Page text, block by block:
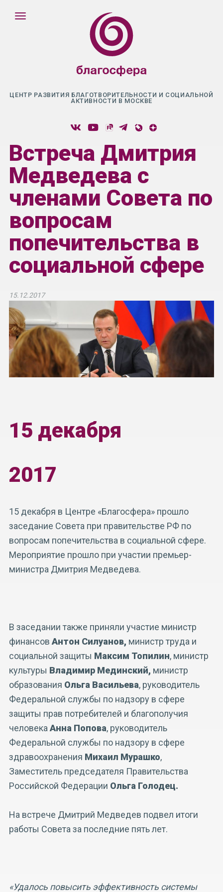
ЦЕНТР РАЗВИТИЯ БЛАГОТВОРИТЕЛЬНОСТИ И СОЦИАЛЬНОЙ
АКТИВНОСТИ В МОСКВЕ
Встреча Дмитрия
Медведева с
членами Совета по
вопросам
попечительства в
социальной сфере
15.12.2017
15 декабря
2017
15 декабря в Центре «Благосфера» прошло
заседание Совета при правительстве РФ по
вопросам попечительства в социальной сфере.
Мероприятие прошло при участии премьер-
министра Дмитрия Медведева.
В заседании также приняли участие министр
финансов Антон Силуанов, министр труда и
социальной защиты Максим Топилин, министр
культуры Владимир Мединский, министр
образования Ольга Васильева, руководитель
Федеральной службы по надзору в сфере
защиты прав потребителей и благополучия
человека Анна Попова, руководитель
Федеральной службы по надзору в сфере
здравоохранения Михаил Мурашко,
Заместитель председателя Правительства
Российской Федерации Ольга Голодец.
На встрече Дмитрий Медведев подвел итоги
работы Совета за последние пять лет.
«Удалось повысить эффективность системы